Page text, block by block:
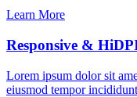
Learn More
Responsive &
Lorem ipsum dolor sit
eiusmod tempor